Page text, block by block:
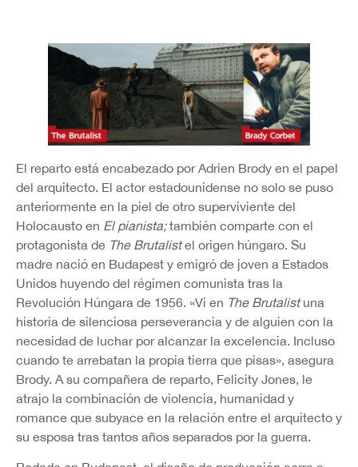
El reparto está encabezado por Adrien Brody en el papel
del arquitecto. El actor estadounidense no solo se puso
anteriormente en la piel de otro superviviente del
Holocausto en El pianista;también comparte con el
protagonista de The Brutalistel origen húngaro. Su
madre nació en Budapest y emigró de joven a Estados
Unidos huyendo del régimen comunista tras la
Revolución Húngara de 1956. «Vi en The Brutalistuna
historia de silenciosa perseverancia y de alguien con la
necesidad de luchar por alcanzar la excelencia. Incluso
cuando te arrebatan la propia tierra que pisas», asegura
Brody. A su compañera de reparto, Felicity Jones, le
atrajo la combinación de violencia, humanidad y
romance que subyace en la relación entre el arquitecto y
su esposa tras tantos años separados por la guerra.